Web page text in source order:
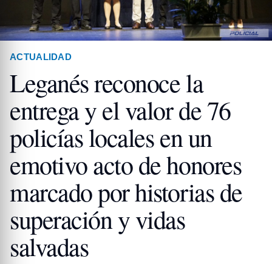
ACTUALIDAD
Leganés reconoce la
entrega y el valor de 76
policías locales en un
emotivo acto de honores
marcado por historias de
superación y vidas
salvadas